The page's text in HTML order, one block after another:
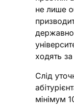
не лише
ходять
Слід
мінімум